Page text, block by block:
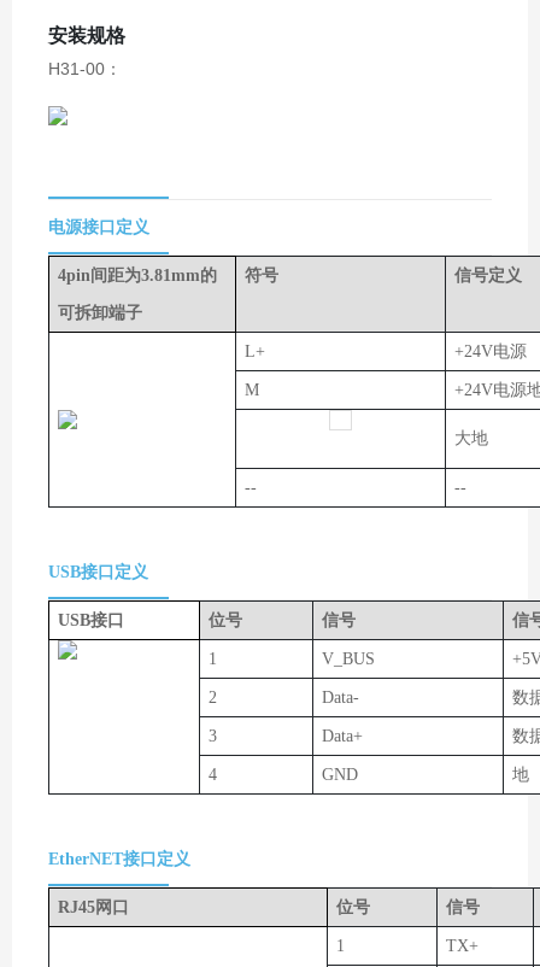
安装规格
H31-00：
电源接口定义
4pin间距为3.81mm的
可拆卸端子
符号 信号定义
L+ +24V电源
M +24V电源
大地
-- --
USB接口定义
USB接口 位号 信号 信
1 V_BUS
2 Data- 数
3 Data+ 数
4 GND 地
EtherNET接口定义
RJ45网口 位号 信号
1 TX+